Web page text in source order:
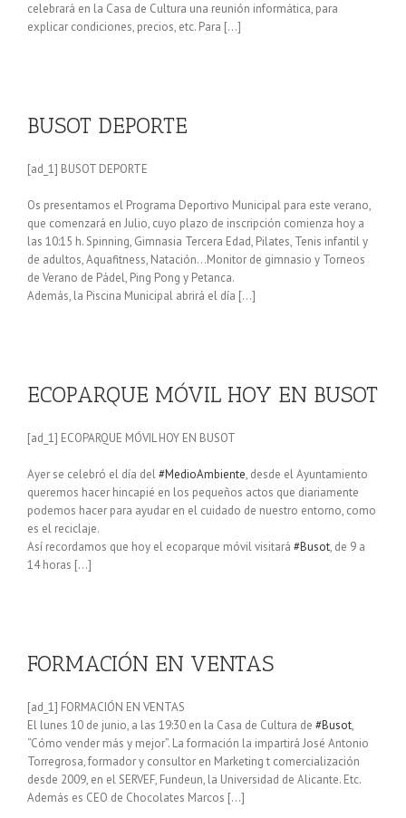
celebrará en la Casa de Cultura una reunión informática, para
explicar condiciones, precios, etc. Para […]
BUSOT DEPORTE
[ad_1] BUSOT DEPORTE
Os presentamos el Programa Deportivo Municipal para este verano,
que comenzará en Julio, cuyo plazo de inscripción comienza hoy a
las 10:15 h. Spinning, Gimnasia Tercera Edad, Pilates, Tenis infantil y
de adultos, Aquafitness, Natación…Monitor de gimnasio y Torneos
de Verano de Pádel, Ping Pong y Petanca.
Además, la Piscina Municipal abrirá el día […]
ECOPARQUE MÓVIL HOY EN BUSOT
[ad_1] ECOPARQUE MÓVIL HOY EN BUSOT
Ayer se celebró el día del#MedioAmbiente, desde el Ayuntamiento
queremos hacer hincapié en los pequeños actos que diariamente
podemos hacer para ayudar en el cuidado de nuestro entorno, como
es el reciclaje.
Así recordamos que hoy el ecoparque móvil visitará #Busot, de 9 a
14 horas […]
FORMACIÓN EN VENTAS
[ad_1] FORMACIÓN EN VENTAS
El lunes 10 de junio, a las 19:30 en la Casa de Cultura de #Busot,
“Cómo vender más y mejor”. La formación la impartirá José Antonio
Torregrosa, formador y consultor en Marketing t comercialización
desde 2009, en el SERVEF, Fundeun, la Universidad de Alicante. Etc.
Además es CEO de Chocolates Marcos […]